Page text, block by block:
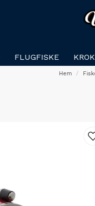
FLUGFISKE
Hem